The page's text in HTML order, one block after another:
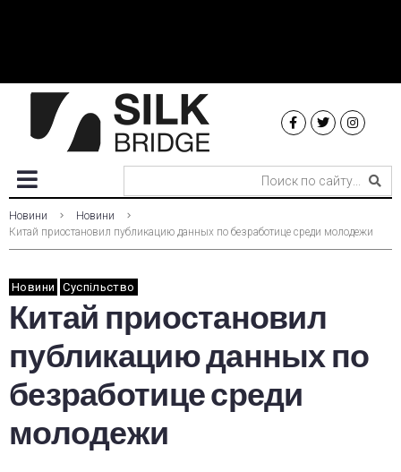
Новини
Новини
Китай приостановил публикацию данных по безработице среди молодежи
Новини Суспільство
Китай приостановил
публикацию данных по
безработице среди
молодежи